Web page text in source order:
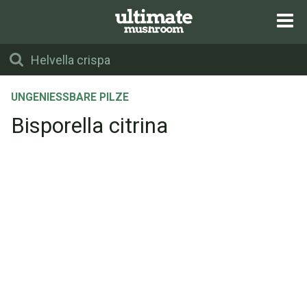
UNGENIESSBARE PILZE
Bisporella citrina